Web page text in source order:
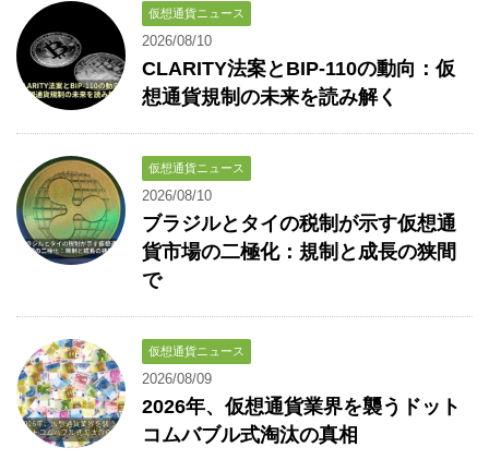
仮想通貨ニュース
2026/08/10
CLARITY法案とBIP-110の動向：仮
想通貨規制の未来を読み解く
仮想通貨ニュース
2026/08/10
ブラジルとタイの税制が示す仮想通
貨市場の二極化：規制と成長の狭間
で
仮想通貨ニュース
2026/08/09
2026年、仮想通貨業界を襲うドット
コムバブル式淘汰の真相